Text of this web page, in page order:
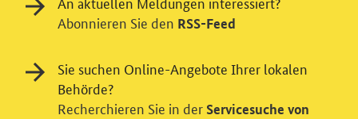
Wir bitten Sie an dieser Stelle um Ihre Einwilligung für
verschiedene Zusatzdienste unserer Webseite: Wir
datenschutzfreundlicher Statistiken verstehen, um
unsere Öffentlichkeitsarbeit zu verbessern. Zusätzlich
können Sie in die Nutzung eines Videodienstes
Abonnieren Sie den RSS-Feed
Sie suchen Online-Angebote Ihrer lokalen
Behörde?
Recherchieren Sie in der Servicesuche von